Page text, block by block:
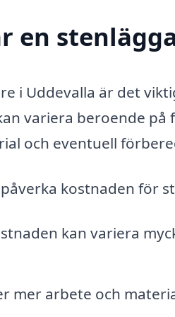
en
i Uddevalla är det
variera beroende på
och eventuell
kostnaden för
kan variera
mer arbete och